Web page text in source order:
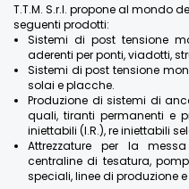
T.T.M. S.r.l. propone al mondo
seguenti prodotti:
Sistemi di post tensione
aderenti per ponti, viadotti,
Sistemi di post tensione
solai e placche.
Produzione di sistemi di
quali, tiranti permanenti e
iniettabili (I.R.), re iniettabili
Attrezzature per la
centraline di tesatura,
speciali, linee di produzione